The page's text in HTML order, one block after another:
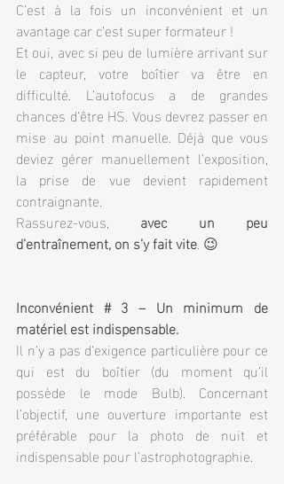
C’est à la fois un inconvénient et un
avantage car c’est super formateur !
Et oui, avec si peu de lumière arrivant sur
le capteur, votre boîtier va être en
difficulté. L’autofocus a de grandes
chances d’être HS. Vous devrez passer en
mise au point manuelle. Déjà que vous
deviez gérer manuellement l’exposition,
la prise de vue devient rapidement
contraignante.
Rassurez-vous, avec un peu
d’entraînement, on s’y fait vite. 😉
Inconvénient # 3 – Un minimum de
matériel est indispensable.
Il n’y a pas d’exigence particulière pour ce
qui est du boîtier (du moment qu’il
possède le mode Bulb). Concernant
l’objectif, une ouverture importante est
préférable pour la photo de nuit et
indispensable pour l’astrophotographie.